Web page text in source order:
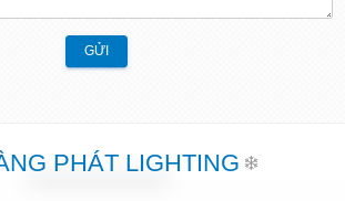
GỬI
PHÁT LIGHTING